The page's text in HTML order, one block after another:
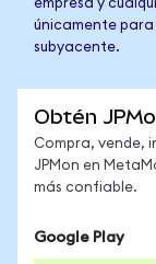
empresa y
únicamente
subyacente.
Obtén
Compra, vende,
JPMon en
más confiable.
Google Play